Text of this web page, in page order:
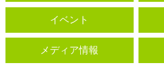
イベント
メディア情報